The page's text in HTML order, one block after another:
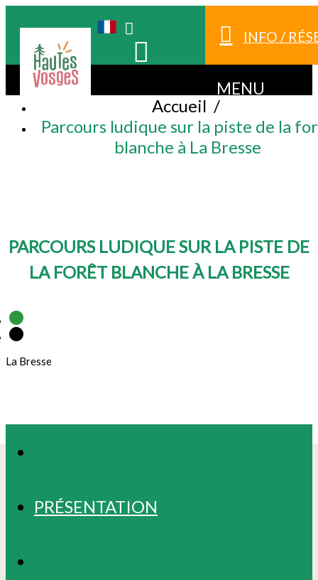
INFO /
MENU
Accueil /
Parcours ludique sur la piste de la
blanche à La Bresse
PARCOURS LUDIQUE SUR LA PISTE DE
LA FORÊT BLANCHE À LA BRESSE
La Bresse
PRÉSENTATION